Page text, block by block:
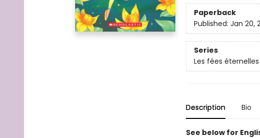
Paperback
Published: Jan 20,
Series
Les fées éternelles
Description Bio
See below for